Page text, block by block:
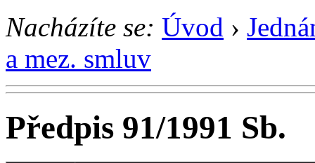
Nacházíte se: Úvod ›
a mez. smluv
Předpis 91/1991 Sb.